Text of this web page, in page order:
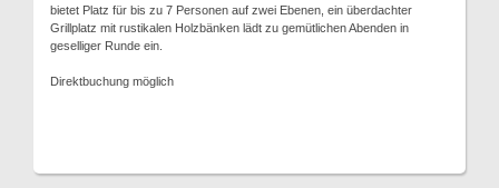
bietet Platz für bis zu 7 Personen auf zwei Ebenen, ein überdachter
Grillplatz mit rustikalen Holzbänken lädt zu gemütlichen Abenden in
geselliger Runde ein.
Direktbuchung möglich